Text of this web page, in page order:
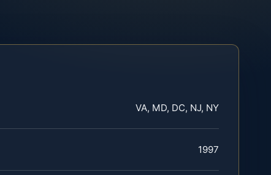
VA, MD, DC, NJ, NY
1997